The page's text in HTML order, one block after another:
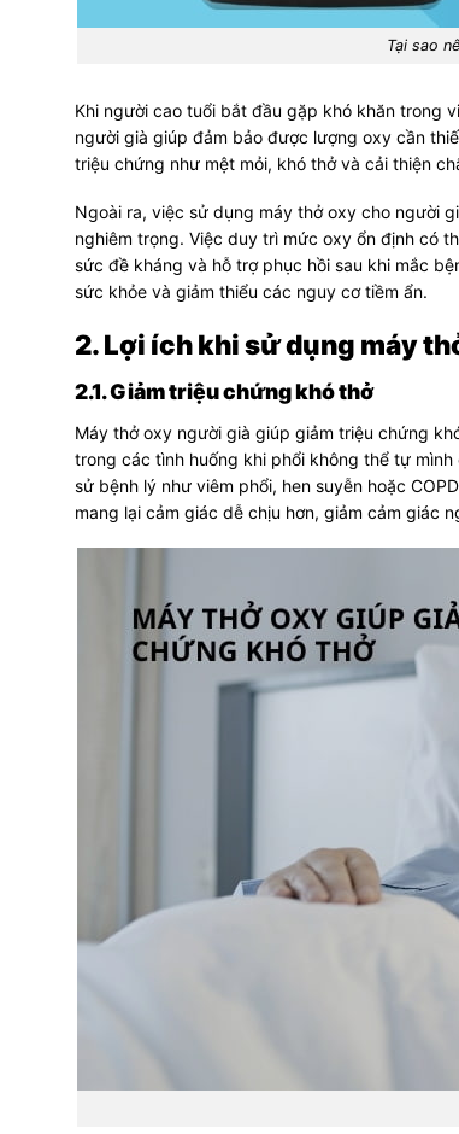
Tại sao
Khi người cao tuổi bắt đầu gặp khó khăn trong
người già giúp đảm bảo được lượng oxy cần
triệu chứng như mệt mỏi, khó thở và cải thiện
Ngoài ra, việc sử dụng máy thở oxy cho người
nghiêm trọng. Việc duy trì mức oxy ổn định có
sức đề kháng và hỗ trợ phục hồi sau khi mắc
sức khỏe và giảm thiểu các nguy cơ tiềm ẩn.
2. Lợi ích khi sử dụng máy
2.1. Giảm triệu chứng khó thở
Máy thở oxy người già giúp giảm triệu chứng
trong các tình huống khi phổi không thể tự
sử bệnh lý như viêm phổi, hen suyễn hoặc
mang lại cảm giác dễ chịu hơn, giảm cảm giác